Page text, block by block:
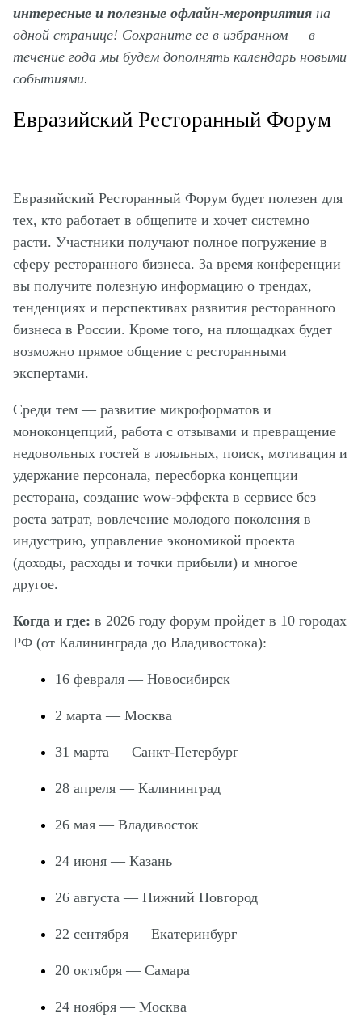
интересные и полезные офлайн-мероприятия на
одной странице! Сохраните ее в избранном — в
течение года мы будем дополнять календарь новыми
событиями.
Евразийский Ресторанный Форум
Евразийский Ресторанный Форум будет полезен для
тех, кто работает в общепите и хочет системно
расти. Участники получают полное погружение в
сферу ресторанного бизнеса. За время конференции
вы получите полезную информацию о трендах,
тенденциях и перспективах развития ресторанного
бизнеса в России. Кроме того, на площадках будет
возможно прямое общение с ресторанными
экспертами.
Среди тем — развитие микроформатов и
моноконцепций, работа с отзывами и превращение
недовольных гостей в лояльных, поиск, мотивация и
удержание персонала, пересборка концепции
ресторана, создание wow-эффекта в сервисе без
роста затрат, вовлечение молодого поколения в
индустрию, управление экономикой проекта
(доходы, расходы и точки прибыли) и многое
другое.
Когда и где: в 2026 году форум пройдет в 10 городах
РФ (от Калининграда до Владивостока):
16 февраля — Новосибирск
2 марта — Москва
31 марта — Санкт-Петербург
28 апреля — Калининград
26 мая — Владивосток
24 июня — Казань
26 августа — Нижний Новгород
22 сентября — Екатеринбург
20 октября — Самара
24 ноября — Москва